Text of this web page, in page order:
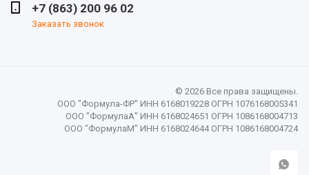
+7 (863) 200 96 02
Заказать звонок
© 2026 Все права защищены.
ООО "Формула-ФР" ИНН 6168019228 ОГРН 1076168005341
ООО "ФормулаА" ИНН 6168024651 ОГРН 1086168004713
ООО "ФормулаМ" ИНН 6168024644 ОГРН 1086168004724